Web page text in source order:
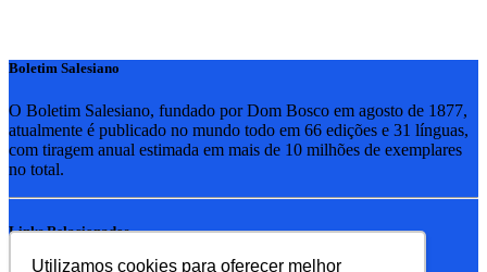
Utilizamos cookies para oferecer melhor
Boletim Salesiano
O Boletim Salesiano, fundado por Dom Bosco em agosto de 1877,
atualmente é publicado no mundo todo em 66 edições e 31 línguas,
com tiragem anual estimada em mais de 10 milhões de exemplares
no total.
Links Relacionados